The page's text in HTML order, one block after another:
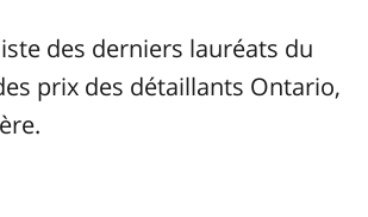
des derniers lauréats du
prix des détaillants Ontario,